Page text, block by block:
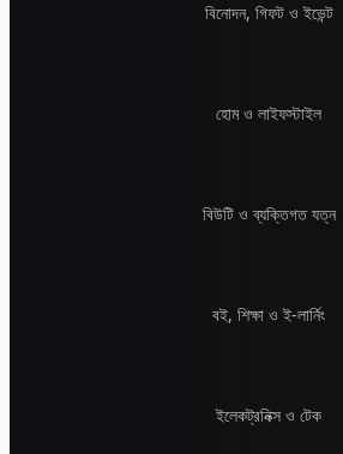
বিনোদন, গিফট ও ইভেন্ট
হোম ও লাইফস্টাইল
বিউটি ও ব্যক্তিগত যত্ন
বই, শিক্ষা ও ই-লার্নিং
ইলেকট্রনিক্স ও টেক